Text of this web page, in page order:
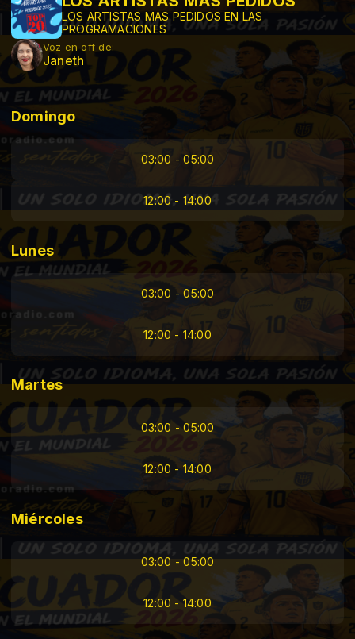
LOS ARTISTAS MAS PEDIDOS EN LAS
PROGRAMACIONES
Voz en off de:
Janeth
Domingo
03:00 - 05:00
12:00 - 14:00
Lunes
03:00 - 05:00
12:00 - 14:00
Martes
03:00 - 05:00
12:00 - 14:00
Miércoles
03:00 - 05:00
12:00 - 14:00